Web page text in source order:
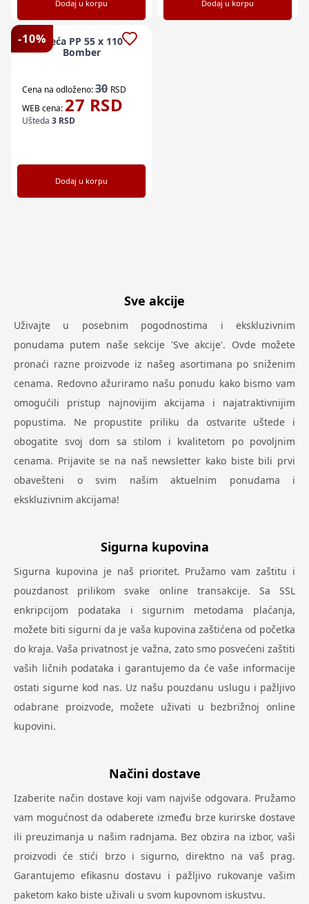
Dodaj u korpu Dodaj u korpu
-10%Vreća PP 55 x 110
Bomber
Cena na odloženo:30 RSD
WEB cena: 27 RSD
Ušteda 3 RSD
Dodaj u korpu
Sve akcije
Uživajte u posebnim pogodnostima i ekskluzivnim
ponudama putem naše sekcije 'Sve akcije'. Ovde možete
pronaći razne proizvode iz našeg asortimana po sniženim
cenama. Redovno ažuriramo našu ponudu kako bismo vam
omogućili pristup najnovijim akcijama i najatraktivnijim
popustima. Ne propustite priliku da ostvarite uštede i
obogatite svoj dom sa stilom i kvalitetom po povoljnim
cenama. Prijavite se na naš newsletter kako biste bili prvi
obavešteni o svim našim aktuelnim ponudama i
ekskluzivnim akcijama!
Sigurna kupovina
Sigurna kupovina je naš prioritet. Pružamo vam zaštitu i
pouzdanost prilikom svake online transakcije. Sa SSL
enkripcijom podataka i sigurnim metodama plaćanja,
možete biti sigurni da je vaša kupovina zaštićena od početka
do kraja. Vaša privatnost je važna, zato smo posvećeni zaštiti
vaših ličnih podataka i garantujemo da će vaše informacije
ostati sigurne kod nas. Uz našu pouzdanu uslugu i pažljivo
odabrane proizvode, možete uživati u bezbrižnoj online
kupovini.
Načini dostave
Izaberite način dostave koji vam najviše odgovara. Pružamo
vam mogućnost da odaberete između brze kurirske dostave
ili preuzimanja u našim radnjama. Bez obzira na izbor, vaši
proizvodi će stići brzo i sigurno, direktno na vaš prag.
Garantujemo efikasnu dostavu i pažljivo rukovanje vašim
paketom kako biste uživali u svom kupovnom iskustvu.